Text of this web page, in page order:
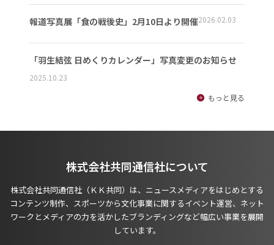
報道写真展「食の戦後史」2月10日より開催2026.02.03
「羽生結弦 日めくりカレンダー」写真変更のお知らせ
2025.10.23
もっと見る
株式会社共同通信社について
株式会社共同通信社（ＫＫ共同）は、ニュースメディアをはじめとする
コンテンツ制作、スポーツから文化事業に関するイベント運営、ネット
ワークとメディアの力を活かしたブランディングなど幅広い事業を展開
しています。